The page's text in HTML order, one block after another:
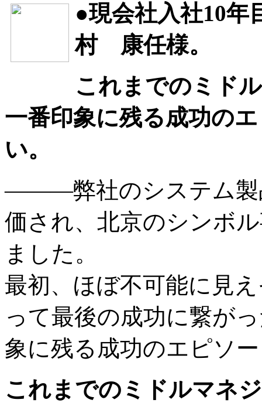
●現会社入社10年
村 康任様。
これまでのミド
一番印象に残る成功の
い。
———弊社のシステム製
価され、北京のシンボ
ました。
最初、ほぼ不可能に見
って最後の成功に繋が
象に残る成功のエピソ
これまでのミドルマネ